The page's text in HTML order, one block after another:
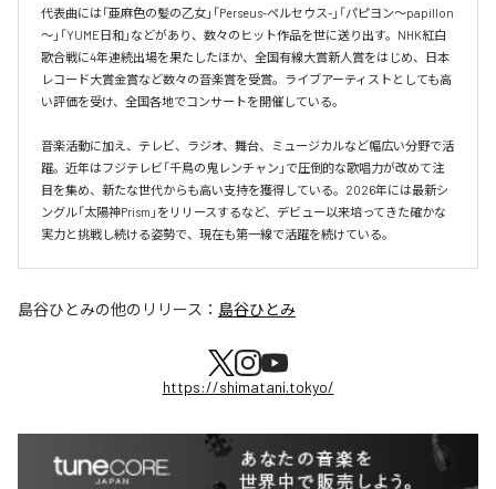
代表曲には「亜麻色の髪の乙女」「Perseus-ペルセウス-」「パピヨン～papillon
～」「YUME日和」などがあり、数々のヒット作品を世に送り出す。NHK紅白
歌合戦に4年連続出場を果たしたほか、全国有線大賞新人賞をはじめ、日本
レコード大賞金賞など数々の音楽賞を受賞。ライブアーティストとしても高
い評価を受け、全国各地でコンサートを開催している。
音楽活動に加え、テレビ、ラジオ、舞台、ミュージカルなど幅広い分野で活
躍。近年はフジテレビ「千鳥の鬼レンチャン」で圧倒的な歌唱力が改めて注
目を集め、新たな世代からも高い支持を獲得している。2026年には最新シ
ングル「太陽神Prism」をリリースするなど、デビュー以来培ってきた確かな
実力と挑戦し続ける姿勢で、現在も第一線で活躍を続けている。
島谷ひとみの他のリリース： 島谷ひとみ
https://shimatani.tokyo/